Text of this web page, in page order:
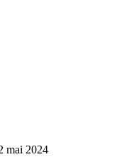
mai 2024